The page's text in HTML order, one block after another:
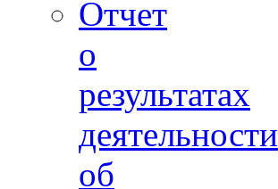
Отчет
о
результатах
деятельности
об